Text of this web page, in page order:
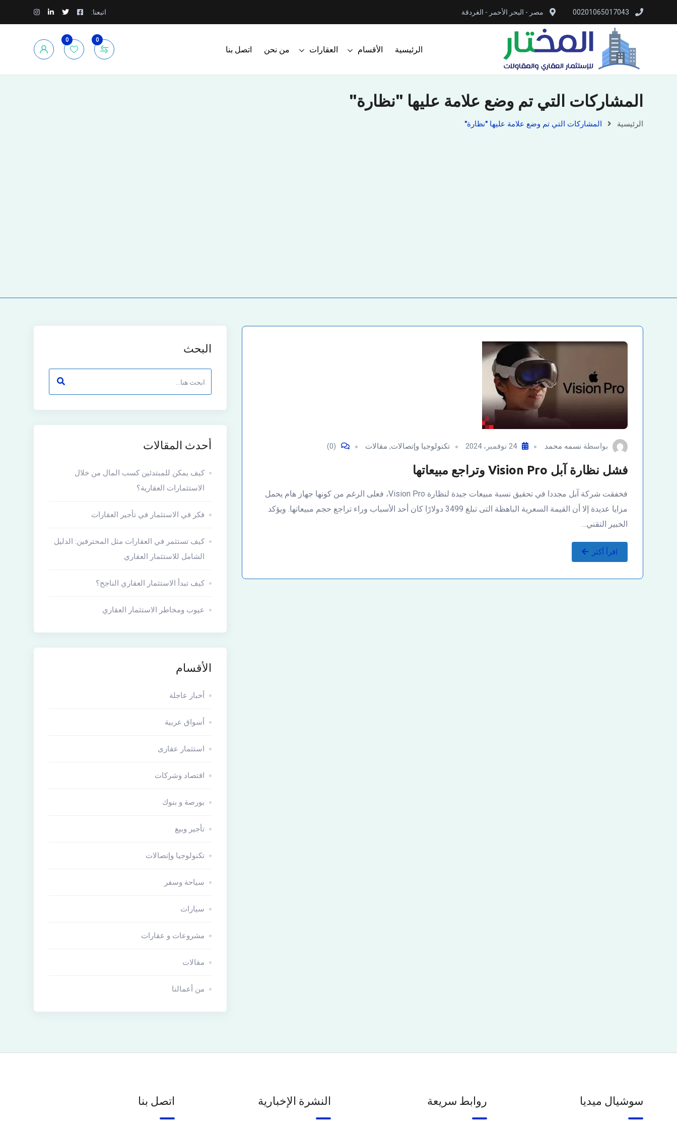
00201065017043 مصر - البحر الأحمر - الغردقة اتبعنا:
الرئيسية الأقسام العقارات من نحن اتصل بنا
0
0
المشاركات التي تم وضع علامة عليها "نظارة"
الرئيسية المشاركات التي تم وضع علامة عليها "نظارة"
بواسطة نسمه محمد 24 نوفمبر، 2024 تكنولوجيا وإتصالات, مقالات (0)
فشل نظارة آبل Vision Pro وتراجع مبيعاتها
فخفقت شركة آبل مجددا في تحقيق نسبة مبيعات جيدة لنظارة Vision Pro، فعلى الرغم من كونها جهاز هام يحمل
مزايا عديدة إلا أن القيمة السعرية الباهظة التى تبلغ 3499 دولارًا كان أحد الأسباب وراء تراجع حجم مبيعاتها. ويؤكد
الخبير التقني…
اقرأ أكثر
البحث
أحدث المقالات
كيف يمكن للمبتدئين كسب المال من خلال
الاستثمارات العقارية؟
فكر في الاستثمار في تأجير العقارات
كيف تستثمر في العقارات مثل المحترفين: الدليل
الشامل للاستثمار العقاري
كيف تبدأ الاستثمار العقاري الناجح؟
عيوب ومخاطر الاستثمار العقاري
الأقسام
أخبار عاجلة
أسواق عربية
استثمار عقارى
اقتصاد وشركات
بورصة و بنوك
تأجير وبيع
تكنولوجيا وإتصالات
سياحة وسفر
سيارات
مشروعات و عقارات
مقالات
من أعمالنا
سوشيال ميديا روابط سريعة النشرة الإخبارية اتصل بنا